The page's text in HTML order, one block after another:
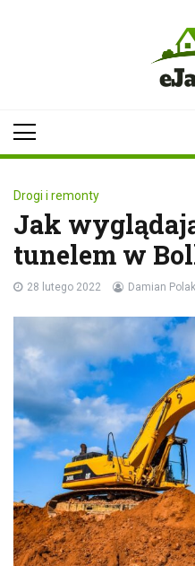
Drogi i remonty
Jak
tunelem w
28 lutego 2022 Damian Polak